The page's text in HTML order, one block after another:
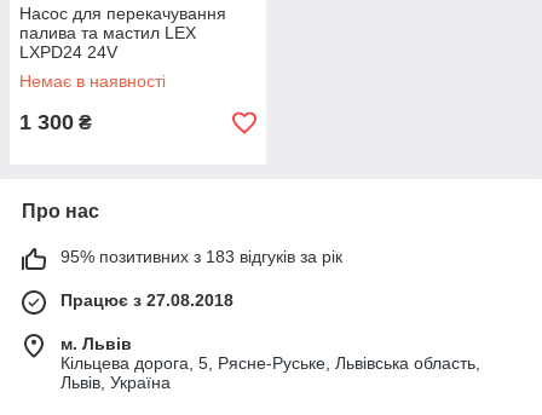
Насос для перекачування
палива та мастил LEX
LXPD24 24V
Немає в наявності
1 300 ₴
Про нас
95% позитивних з 183 відгуків за рік
Працює з 27.08.2018
м. Львів
Кільцева дорога, 5, Рясне-Руське, Львівська область,
Львів, Україна